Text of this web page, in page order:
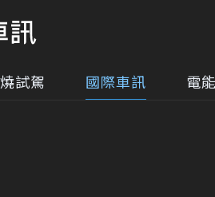
試駕 國際車訊 電